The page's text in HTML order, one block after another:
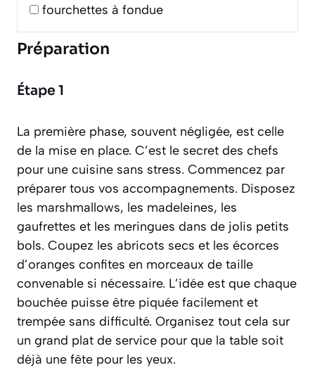
fourchettes à fondue
Préparation
Étape 1
La première phase, souvent négligée, est celle
de la mise en place. C’est le secret des chefs
pour une cuisine sans stress. Commencez par
préparer tous vos accompagnements. Disposez
les marshmallows, les madeleines, les
gaufrettes et les meringues dans de jolis petits
bols. Coupez les abricots secs et les écorces
d’oranges confites en morceaux de taille
convenable si nécessaire. L’idée est que chaque
bouchée puisse être piquée facilement et
trempée sans difficulté. Organisez tout cela sur
un grand plat de service pour que la table soit
déjà une fête pour les yeux.